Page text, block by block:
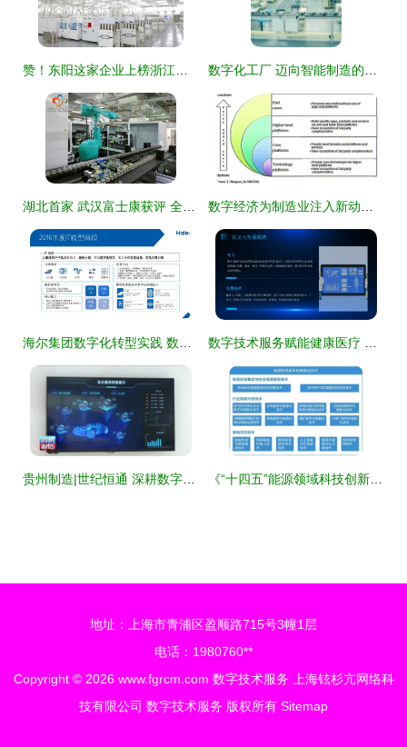
地址：上海市青浦区盈顺路715号3幢1层
电话：1980760**
Copyright © 2026 www.fgrcm.com 数字技术服务
上海铉杉亢网络科
技有限公司 数字技术服务 版权所有 Sitemap